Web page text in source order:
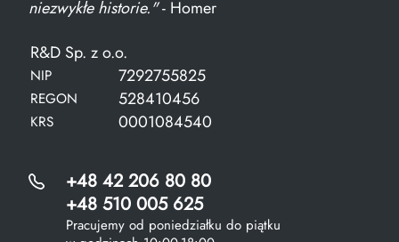
niezwykłe historie."- Homer
R&D Sp. z o.o.
NIP 7292755825
REGON 528410456
KRS 0001084540
+48 42 206 80 80
+48 510 005 625
Pracujemy od poniedziałku do piątku